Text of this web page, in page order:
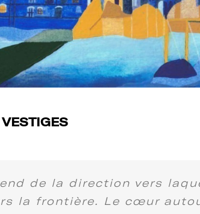
de la direction vers
la frontière. Le cœur